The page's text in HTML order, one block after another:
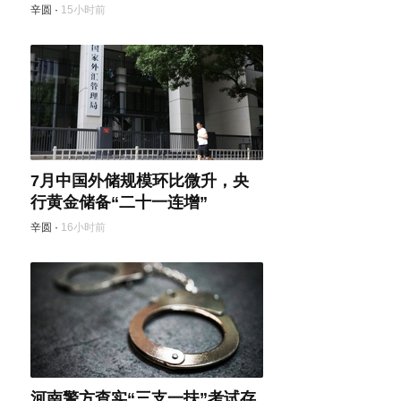
辛圆 · 15小时前
7月中国外储规模环比微升，央
行黄金储备“二十一连增”
辛圆 · 16小时前